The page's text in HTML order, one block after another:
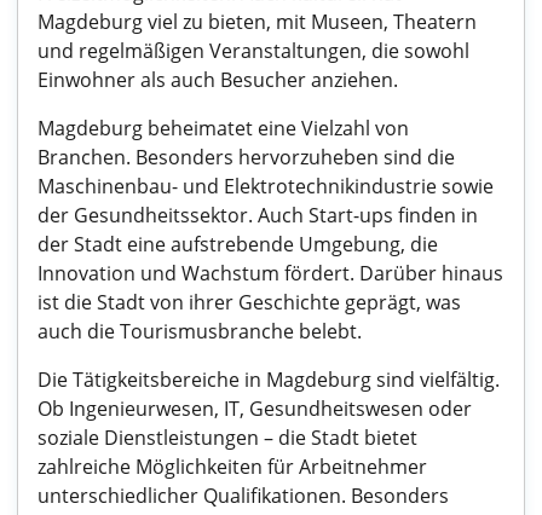
Magdeburg viel zu bieten, mit Museen, Theatern
und regelmäßigen Veranstaltungen, die sowohl
Einwohner als auch Besucher anziehen.
Magdeburg beheimatet eine Vielzahl von
Branchen. Besonders hervorzuheben sind die
Maschinenbau- und Elektrotechnikindustrie sowie
der Gesundheitssektor. Auch Start-ups finden in
der Stadt eine aufstrebende Umgebung, die
Innovation und Wachstum fördert. Darüber hinaus
ist die Stadt von ihrer Geschichte geprägt, was
auch die Tourismusbranche belebt.
Die Tätigkeitsbereiche in Magdeburg sind vielfältig.
Ob Ingenieurwesen, IT, Gesundheitswesen oder
soziale Dienstleistungen – die Stadt bietet
zahlreiche Möglichkeiten für Arbeitnehmer
unterschiedlicher Qualifikationen. Besonders